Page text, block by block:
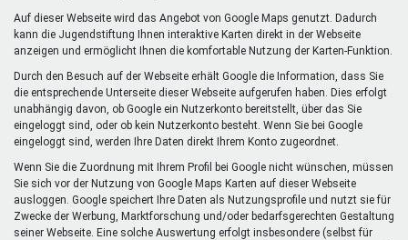
Auf dieser Webseite wird das Angebot von Google Maps genutzt. Dadurch
kann die Jugendstiftung Ihnen interaktive Karten direkt in der Webseite
anzeigen und ermöglicht Ihnen die komfortable Nutzung der Karten-Funktion.
Durch den Besuch auf der Webseite erhält Google die Information, dass Sie
die entsprechende Unterseite dieser Webseite aufgerufen haben. Dies erfolgt
unabhängig davon, ob Google ein Nutzerkonto bereitstellt, über das Sie
eingeloggt sind, oder ob kein Nutzerkonto besteht. Wenn Sie bei Google
eingeloggt sind, werden Ihre Daten direkt Ihrem Konto zugeordnet.
Wenn Sie die Zuordnung mit Ihrem Profil bei Google nicht wünschen, müssen
Sie sich vor der Nutzung von Google Maps Karten auf dieser Webseite
ausloggen. Google speichert Ihre Daten als Nutzungsprofile und nutzt sie für
Zwecke der Werbung, Marktforschung und/oder bedarfsgerechten Gestaltung
seiner Webseite. Eine solche Auswertung erfolgt insbesondere (selbst für